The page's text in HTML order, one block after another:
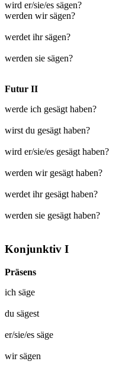
wird er/sie/es sägen?
werden wir sägen?
werdet ihr sägen?
werden sie sägen?
Futur II
werde ich gesägt haben?
wirst du gesägt haben?
wird er/sie/es gesägt haben?
werden wir gesägt haben?
werdet ihr gesägt haben?
werden sie gesägt haben?
Konjunktiv I
Präsens
ich säge
du sägest
er/sie/es säge
wirsägen